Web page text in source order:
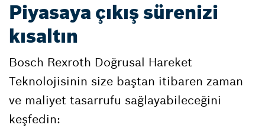
Piyasaya çıkış sürenizi
kısaltın
Bosch Rexroth Doğrusal Hareket
Teknolojisinin size baştan itibaren zaman
ve maliyet tasarrufu sağlayabileceğini
keşfedin: